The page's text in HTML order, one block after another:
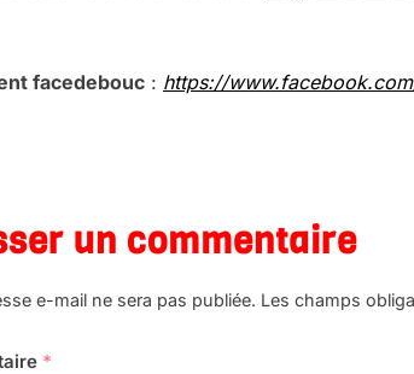
facedebouc : https://
un commentaire
e-mail ne sera pas publiée. Les champs
*